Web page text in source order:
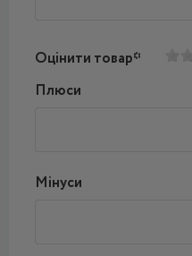
Оцінити товар*
Плюси
Мінуси